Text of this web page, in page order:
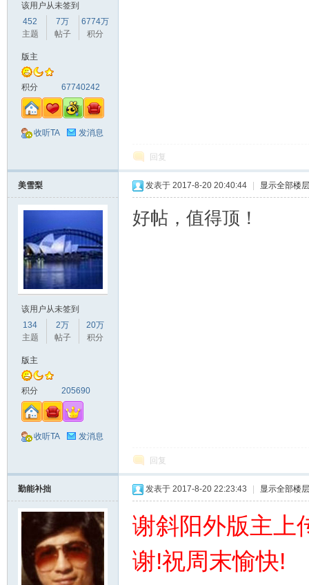
该用户从未签到
452
主题
7万
帖子
6774万
积分
版主
积分 67740242
收听TA 发消息
回复
美雪梨
该用户从未签到
134
主题
2万
帖子
20万
积分
版主
积分 205690
收听TA 发消息
发表于 2017-8-20 20:40:44 显示全部楼层
好帖，值得顶！
回复
勤能补拙 发表于 2017-8-20 22:23:43 显示全部楼层
谢斜阳外版主上
谢!祝周末愉快!